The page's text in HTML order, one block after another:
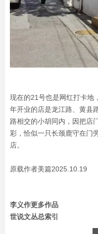
现在的21号也是网红打卡地
年开业的店是龙江路、黄县
路相交的小胡同内，因把店
彩，恰似一只长颈鹿守在门
店。
原载作者美篇2025.10.19
李义作更多作品
世说文丛总索引